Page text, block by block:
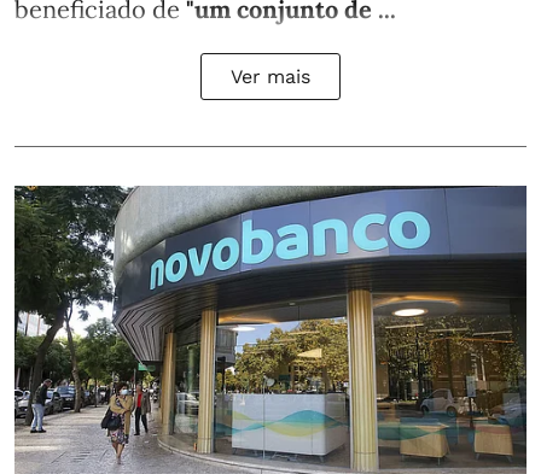
beneficiado de "um conjunto de ...
Ver mais